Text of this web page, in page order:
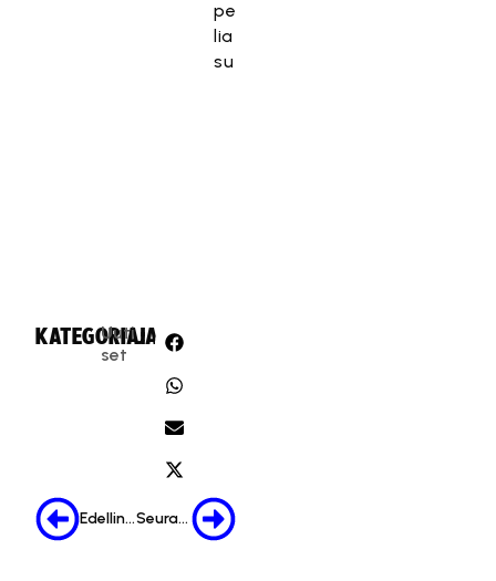
pe
lia
su
KATEGORIA:
Uuti
set
JAA:
Edellinen Seuraava